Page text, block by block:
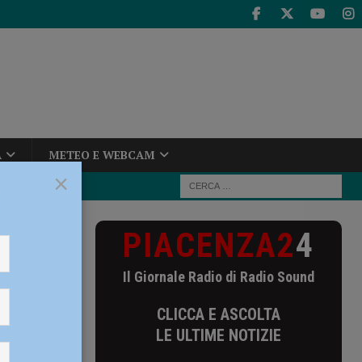
METEO E WEBCAM
PIACENZA24
Il Giornale Radio di Radio Sound
CLICCA E ASCOLTA
LE ULTIME NOTIZIE
×